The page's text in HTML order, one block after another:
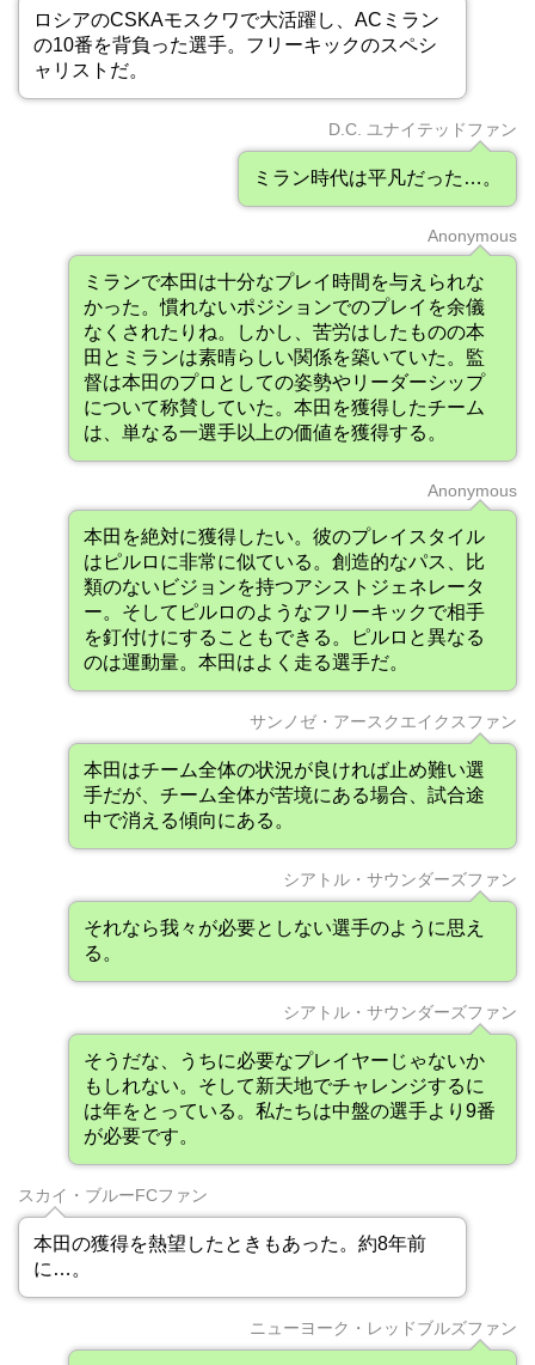
ロシアのCSKAモスクワで大活躍し、ACミラン
の10番を背負った選手。フリーキックのスペシ
ャリストだ。
D.C. ユナイテッドファン
ミラン時代は平凡だった…。
Anonymous
ミランで本田は十分なプレイ時間を与えられな
かった。慣れないポジションでのプレイを余儀
なくされたりね。しかし、苦労はしたものの本
田とミランは素晴らしい関係を築いていた。監
督は本田のプロとしての姿勢やリーダーシップ
について称賛していた。本田を獲得したチーム
は、単なる一選手以上の価値を獲得する。
Anonymous
本田を絶対に獲得したい。彼のプレイスタイル
はピルロに非常に似ている。創造的なパス、比
類のないビジョンを持つアシストジェネレータ
ー。そしてピルロのようなフリーキックで相手
を釘付けにすることもできる。ピルロと異なる
のは運動量。本田はよく走る選手だ。
サンノゼ・アースクエイクスファン
本田はチーム全体の状況が良ければ止め難い選
手だが、チーム全体が苦境にある場合、試合途
中で消える傾向にある。
シアトル・サウンダーズファン
それなら我々が必要としない選手のように思え
る。
シアトル・サウンダーズファン
そうだな、うちに必要なプレイヤーじゃないか
もしれない。そして新天地でチャレンジするに
は年をとっている。私たちは中盤の選手より9番
が必要です。
スカイ・ブルーFCファン
本田の獲得を熱望したときもあった。約8年前
に…。
ニューヨーク・レッドブルズファン